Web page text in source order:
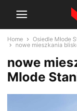
Home
Osiedle Młode
nowe mieszkania
nowe
Mlode